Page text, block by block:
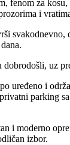
fenom za
i
uz
uređeno i
parking
i moderno
izbor.